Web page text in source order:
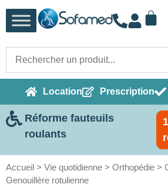
Location Prescription
Réforme fauteuils
roulants
Accueil > Vie quotidienne > Orthopédie >
Genouillère rotulienne